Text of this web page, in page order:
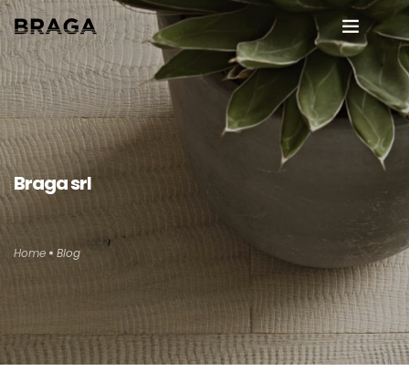
Chi siamo
Dicono di noi
Pavimenti in legno
Interior Design
Altri materiali
Blog
Braga srl
Home Blog